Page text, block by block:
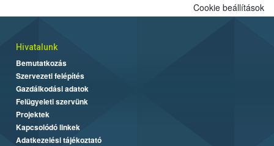
Cookie beállítások
Hivatalunk
Bemutatkozás
Szervezeti felépítés
Gazdálkodási adatok
Felügyeleti szervünk
Projektek
Kapcsolódó linkek
Adatkezelési tájékoztató